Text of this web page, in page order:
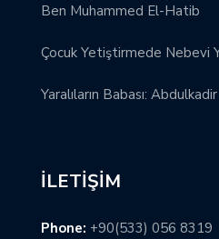
Ben Muhammed El-Hatib
Çocuk Yetiştirmede Nebevi
Yaralıların Babası:
İLETIŞIM
Phone: +90(533) 056 8319